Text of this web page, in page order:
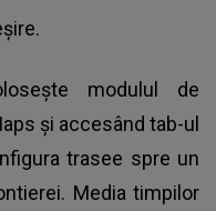
modulul de
şi accesând tab-ul
trasee spre un
Media timpilor